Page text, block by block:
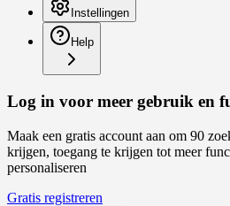
Instellingen
Help
Log in voor meer gebruik en
Maak een gratis account aan om 90
krijgen, toegang te krijgen tot meer
personaliseren
Gratis registreren